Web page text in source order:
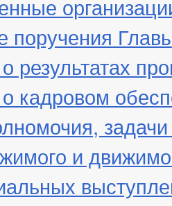
поручения
кадровом
и